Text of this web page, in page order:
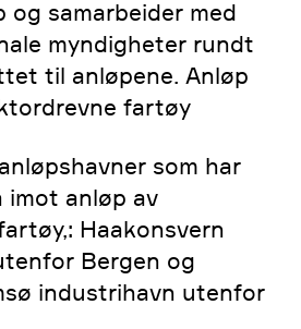
og samarbeider med
myndigheter rundt
til anløpene. Anløp
fartøy
som har
anløp av
Haakonsvern
Bergen og
industrihavn utenfor